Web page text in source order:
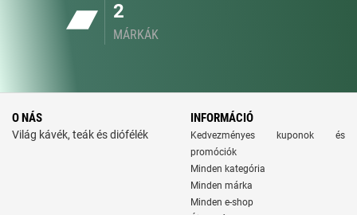
2
MÁRKÁK
O NÁS
Világ kávék, teák és diófélék
INFORMÁCIÓ
Kedvezményes kuponok és
promóciók
Minden kategória
Minden márka
Minden e-shop